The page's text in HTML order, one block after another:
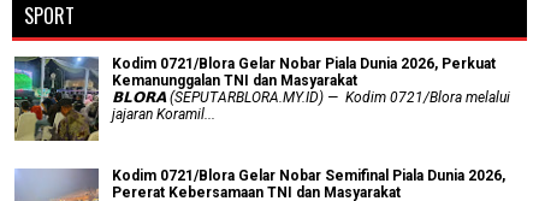
SPORT
Kodim 0721/Blora Gelar Nobar Piala Dunia 2026, Perkuat
Kemanunggalan TNI dan Masyarakat
𝗕𝗟𝗢𝗥𝗔 (SEPUTARBLORA.MY.ID) — Kodim 0721/Blora melalui
jajaran Koramil...
Kodim 0721/Blora Gelar Nobar Semifinal Piala Dunia 2026,
Pererat Kebersamaan TNI dan Masyarakat